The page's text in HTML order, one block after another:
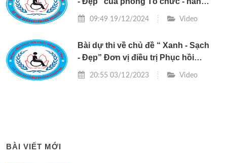
chính và Khoa Dược
09:49 19/12/2024 Video
Bài dự thi về chủ đề “ Xanh - Sạch
- Đẹp” Đơn vị điều trị Phục hồi
chức năng Nhi khoa
20:55 03/12/2023 Video
BÀI VIẾT MỚI